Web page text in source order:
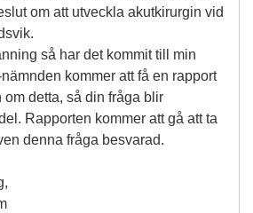
om att utveckla akutkirurgin vid
så har det kommit till min
kommer att få en rapport
detta, så din fråga blir
Rapporten kommer att gå att ta
denna fråga besvarad.